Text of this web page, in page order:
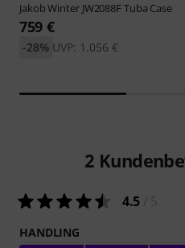
Jakob Winter JW2088F Tuba Case
759 €
UVP: 1.056 €
-28%
2
4.5
HANDLING